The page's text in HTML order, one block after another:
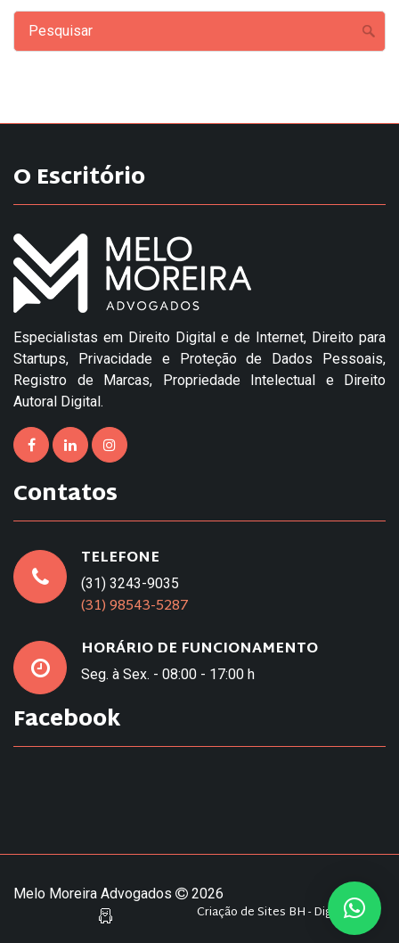
O Escritório
Especialistas em Direito Digital e de Internet, Direito para
Startups, Privacidade e Proteção de Dados Pessoais,
Registro de Marcas, Propriedade Intelectual e Direito
Autoral Digital.
Contatos
TELEFONE
(31) 3243-9035
(31) 98543-5287
HORÁRIO DE FUNCIONAMENTO
Seg. à Sex. - 08:00 - 17:00 h
Facebook
Melo Moreira Advogados 2026
Criação de Sites BH - Digital Pixel